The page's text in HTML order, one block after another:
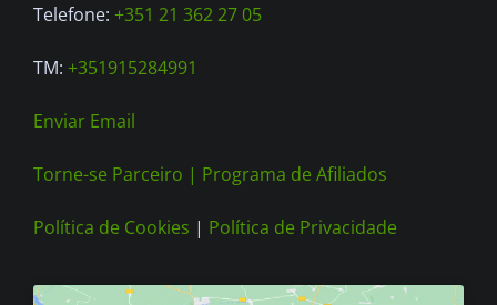
Telefone: +351 21 362 27 05
TM: +351915284991
Enviar Email
Torne-se Parceiro | Programa de Afiliados
Política de Cookies | Política de Privacidade